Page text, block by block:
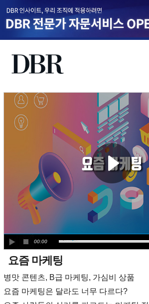
00:00
요즘 마케팅
병맛 콘텐츠, B급 마케팅, 가심비 상품
요즘 마케팅은 달라도 너무 다르다?